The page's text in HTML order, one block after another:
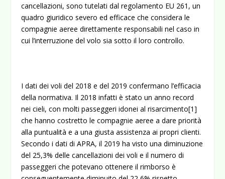
cancellazioni, sono tutelati dal regolamento EU 261, un
quadro giuridico severo ed efficace che considera le
compagnie aeree direttamente responsabili nel caso in
cui l’interruzione del volo sia sotto il loro controllo.
I dati dei voli del 2018 e del 2019 confermano l’efficacia
della normativa. Il 2018 infatti è stato un anno record
nei cieli, con molti passeggeri idonei al risarcimento[1]
che hanno costretto le compagnie aeree a dare priorità
alla puntualità e a una giusta assistenza ai propri clienti.
Secondo i dati di APRA, il 2019 ha visto una diminuzione
del 25,3% delle cancellazioni dei voli e il numero di
passeggeri che potevano ottenere il rimborso è